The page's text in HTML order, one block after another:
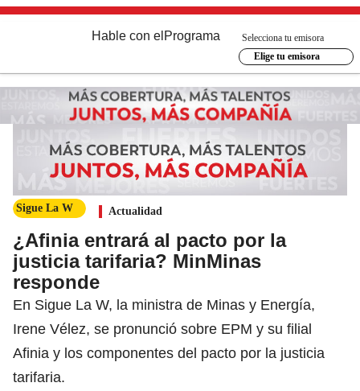
Hable con el Programa
Selecciona tu emisora
Elige tu emisora
Sigue La W Actualidad
¿Afinia entrará al pacto por la
justicia tarifaria? MinMinas
responde
En Sigue La W, la ministra de Minas y Energía,
Irene Vélez, se pronunció sobre EPM y su filial
Afinia y los componentes del pacto por la justicia
tarifaria.